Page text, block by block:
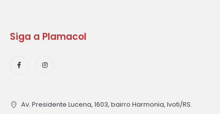
Siga a Plamacol
Av. Presidente Lucena, 1603, bairro Harmonia, Ivoti/RS.